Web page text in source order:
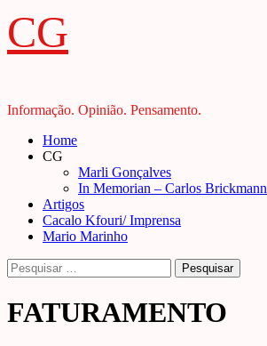
CG
Informação. Opinião. Pensamento.
Primary
Menu
Home
CG
Marli Gonçalves
In Memorian – Carlos Brickmann
Artigos
Cacalo Kfouri/ Imprensa
Mario Marinho
Pesquisar
por:
FATURAMENTO